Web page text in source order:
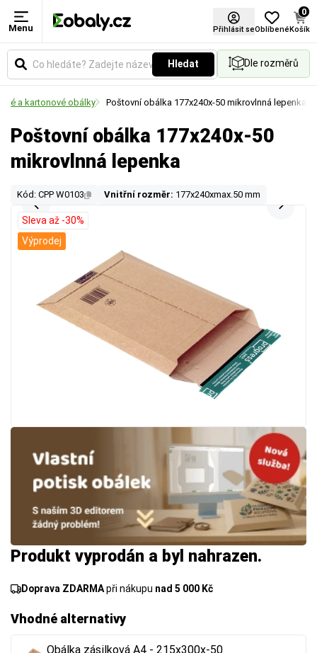
Menu Přihlásit seOblíbené
0
Košík
Hledat Dle rozměrů
a kartonové obálky Poštovní obálka 177x240x-50 mikrovlnná lepenka
Poštovní obálka 177x240x-50
mikrovlnná lepenka
Kód: CPP W0103 Vnitřní rozměr: 177x240xmax.50 mm
Produkt vyprodán a byl nahrazen.
Doprava ZDARMApři nákupu nad 5 000 Kč
Vhodné alternativy
Obálka zásilková A4 - 215x300x-50
Sleva až -30%
Výprodej